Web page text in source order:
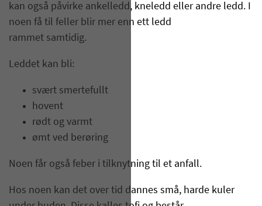
kan også påvirke ankelledd, kneledd eller andre ledd. I
noen få til feller blir mer enn ett ledd
rammet samtidig.
Leddet kan bli:
svært smertefullt
hovent
rødt og varmt
ømt ved berøring
Noen får også feber i tilknytning til et anfall.
Hos noen kan det over tid dannes små, harde kuler